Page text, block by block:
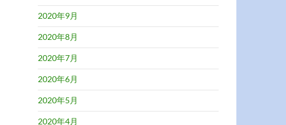
2020年9月
2020年8月
2020年7月
2020年6月
2020年5月
2020年4月